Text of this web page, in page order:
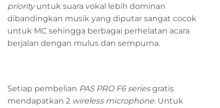
priorityuntuk suara vokal lebih dominan
dibandingkan musik yang diputar sangat cocok
untuk MC sehingga berbagai perhelatan acara
berjalan dengan mulus dan sempurna.
Setiap pembelian PAS PRO F6 seriesgratis
mendapatkan 2 wireless microphone. Untuk